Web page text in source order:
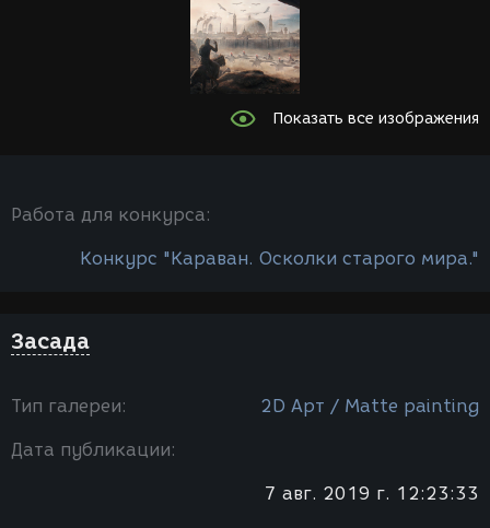
Показать все изображения
Работа для конкурса:
Конкурс "Караван. Осколки старого мира."
Засада
Тип галереи: 2D Арт / Мatte painting
Дата публикации:
7 авг. 2019 г. 12:23:33